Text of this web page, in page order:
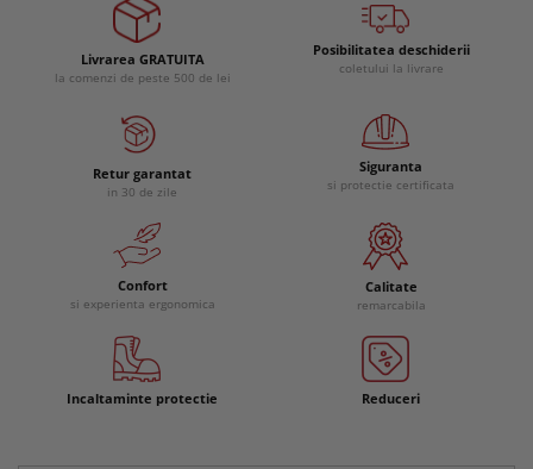
Livrarea GRATUITA
la comenzi de peste 500 de lei
Posibilitatea deschiderii
coletului la livrare
Retur garantat
in 30 de zile
Siguranta
si protectie certificata
Confort
si experienta ergonomica
Calitate
remarcabila
Incaltaminte protectie Reduceri